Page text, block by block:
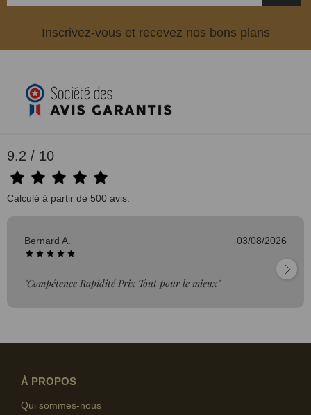
Inscrivez-vous et recevez nos bons plans
9.2 / 10
Calculé à partir de 500 avis.
Bernard A. 03/08/2026
"Compétence Rapidité Prix Tout pour le mieux"
À PROPOS
Qui sommes-nous